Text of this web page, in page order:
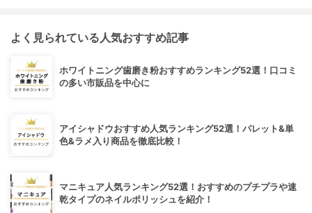
よく見られている人気おすすめ記事
ホワイトニング歯磨き粉おすすめランキング52選！口コミ
の多い市販品を中心に
アイシャドウおすすめ人気ランキング52選！パレット&単
色&ラメ入り商品を徹底比較！
マニキュア人気ランキング52選！おすすめのプチプラや速
乾タイプのネイルポリッシュを紹介！